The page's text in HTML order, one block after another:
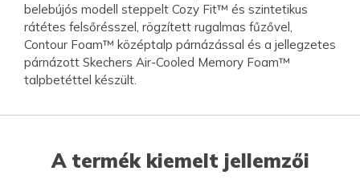
belebújós modell steppelt Cozy Fit™ és szintetikus
rátétes felsőrésszel, rögzített rugalmas fűzővel,
Contour Foam™ középtalp párnázással és a jellegzetes
párnázott Skechers Air-Cooled Memory Foam™
talpbetéttel készült.
A termék kiemelt jellemzői